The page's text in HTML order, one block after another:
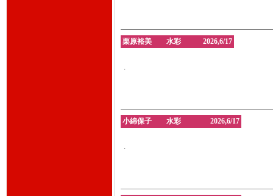
栗原裕美 水彩 2026,6/17
.
小綿保子 水彩 2026,6/17
.